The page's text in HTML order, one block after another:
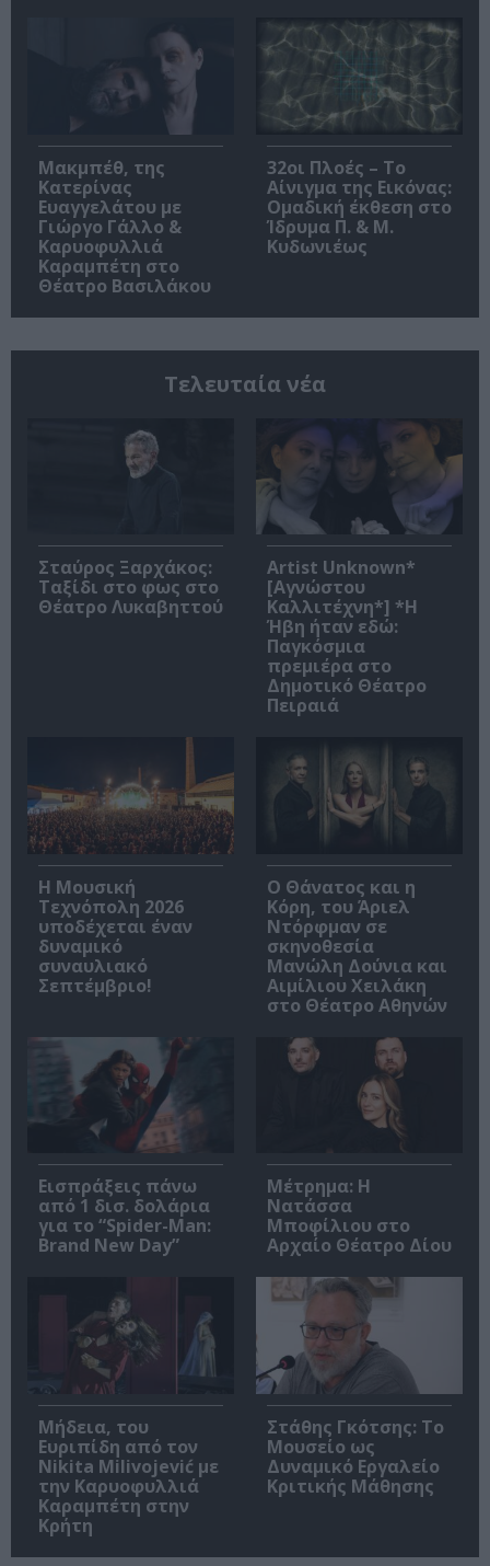
Μακμπέθ, της
Κατερίνας
Ευαγγελάτου με
Γιώργο Γάλλο &
Καρυοφυλλιά
Καραμπέτη στο
Θέατρο Βασιλάκου
32οι Πλοές – Το
Αίνιγμα της Εικόνας:
Ομαδική έκθεση στο
Ίδρυμα Π. & Μ.
Κυδωνιέως
Τελευταία νέα
Σταύρος Ξαρχάκος:
Ταξίδι στο φως στο
Θέατρο Λυκαβηττού
Artist Unknown*
[Αγνώστου
Καλλιτέχνη*] *Η
Ήβη ήταν εδώ:
Παγκόσμια
πρεμιέρα στο
Δημοτικό Θέατρο
Πειραιά
Η Μουσική
Τεχνόπολη 2026
υποδέχεται έναν
δυναμικό
συναυλιακό
Σεπτέμβριο!
Ο Θάνατος και η
Κόρη, του Άριελ
Ντόρφμαν σε
σκηνοθεσία
Μανώλη Δούνια και
Αιμίλιου Χειλάκη
στο Θέατρο Αθηνών
Εισπράξεις πάνω
από 1 δισ. δολάρια
για το “Spider-Man:
Brand New Day”
Μέτρημα: Η
Νατάσσα
Μποφίλιου στο
Αρχαίο Θέατρο Δίου
Μήδεια, του
Ευριπίδη από τον
Nikita Milivojević με
την Καρυοφυλλιά
Καραμπέτη στην
Κρήτη
Στάθης Γκότσης: Το
Μουσείο ως
Δυναμικό Εργαλείο
Κριτικής Μάθησης